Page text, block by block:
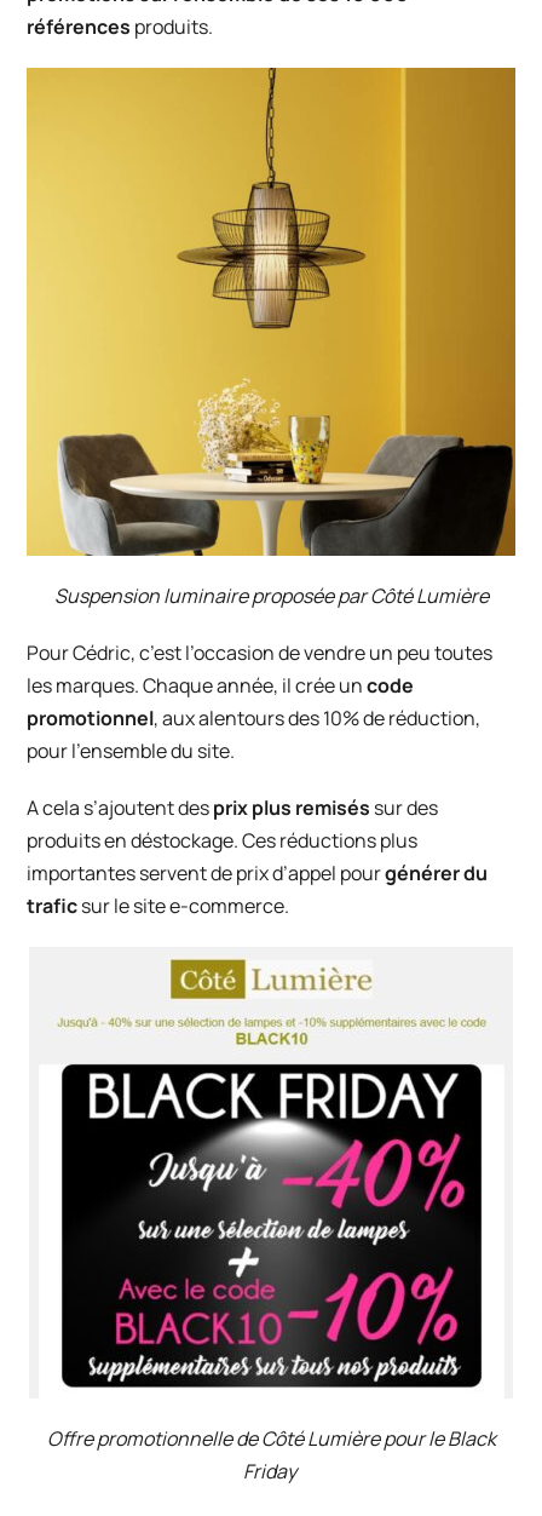
références produits.
Suspension luminaire proposée par Côté Lumière
Pour Cédric, c’est l’occasion de vendre un peu toutes
les marques. Chaque année, il crée uncode
promotionnel, aux alentours des 10% de réduction,
pour l’ensemble du site.
A cela s’ajoutent desprix plus remisés sur des
produits en déstockage. Ces réductions plus
importantes servent de prix d’appel pourgénérer du
traficsur le site e-commerce.
Offre promotionnelle deCôté Lumièrepour le Black
Friday